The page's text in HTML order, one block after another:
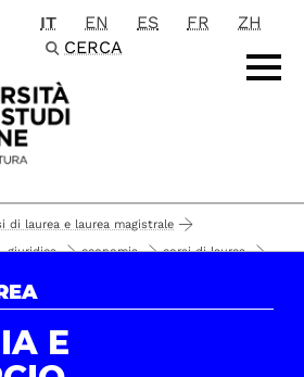
principale
IT EN ES FR
ZH
CERCA
di laurea e laurea magistrale
giuridica
economia corsi di laurea
contatti
E